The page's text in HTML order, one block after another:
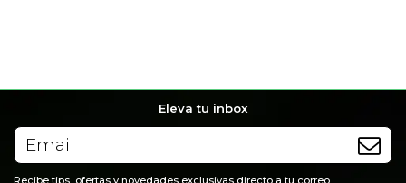
Eleva tu inbox